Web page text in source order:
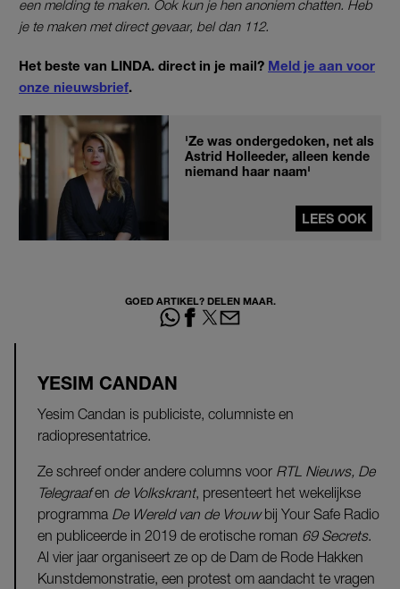
een melding te maken. Ook kun je hen anoniem chatten. Heb
je te maken met direct gevaar, bel dan 112.
Het beste van LINDA. direct in je mail? Meld je aan voor
onze nieuwsbrief.
'Ze was ondergedoken, net als
Astrid Holleeder, alleen kende
niemand haar naam'
LEES OOK
GOED ARTIKEL? DELEN MAAR.
YESIM CANDAN
Yesim Candan is publiciste, columniste en
radiopresentatrice.
Ze schreef onder andere columns voor RTL Nieuws, De
Telegraafen de Volkskrant, presenteert het wekelijkse
programma De Wereld van de Vrouwbij Your Safe Radio
en publiceerde in 2019 de erotische roman 69 Secrets.
Al vier jaar organiseert ze op de Dam de Rode Hakken
Kunstdemonstratie, een protest om aandacht te vragen